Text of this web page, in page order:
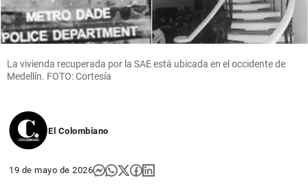
La vivienda recuperada por la SAE está ubicada en el occidente de
Medellín. FOTO: Cortesía
El Colombiano
19 de mayo de 2026